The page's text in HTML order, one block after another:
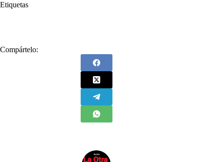
Etiquetas
Compártelo: